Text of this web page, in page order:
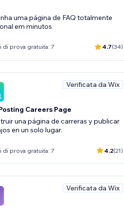
uma página de FAQ totalmente
em minutos
di prova gratuita: 7 4.7(34)
Verificata da Wix
Careers Page
una página de carreras y publicar
en un solo lugar.
di prova gratuita: 7 4.2(21)
Verificata da Wix